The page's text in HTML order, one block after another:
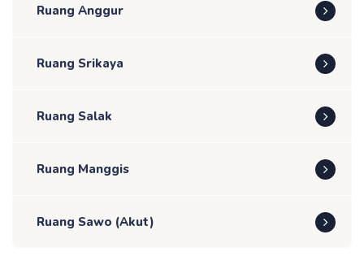
Ruang Anggur
Ruang Srikaya
Ruang Salak
Ruang Manggis
Ruang Sawo (Akut)